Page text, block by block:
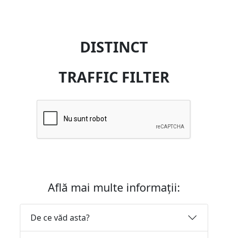
DISTINCT
TRAFFIC FILTER
Află mai multe informații:
De ce văd asta?